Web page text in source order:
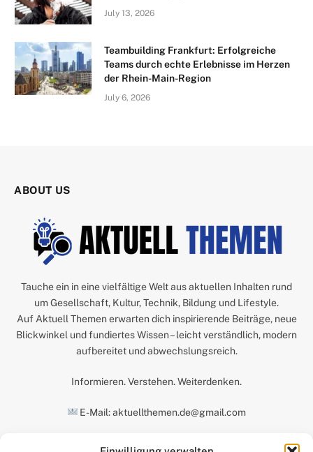
July 13, 2026
Teambuilding Frankfurt: Erfolgreiche
Teams durch echte Erlebnisse im Herzen
der Rhein-Main-Region
July 6, 2026
ABOUT US
Tauche ein in eine vielfältige Welt aus aktuellen Inhalten rund
um Gesellschaft, Kultur, Technik, Bildung und Lifestyle.
Auf Aktuell Themen erwarten dich inspirierende Beiträge, neue
Blickwinkel und fundiertes Wissen – leicht verständlich, modern
aufbereitet und abwechslungsreich.
Informieren. Verstehen. Weiterdenken.
E-Mail: aktuellthemen.de@gmail.com